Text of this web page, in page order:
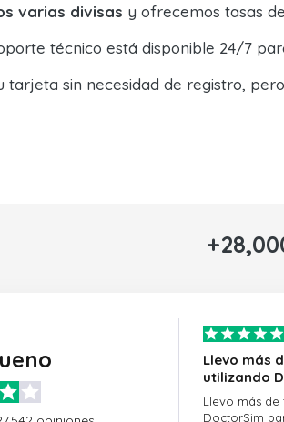
varias divisas y ofrecemos tasas
técnico está disponible 24/7
tarjeta sin necesidad de registro,
Llevo más
utilizando
Llevo más de
DoctorSim